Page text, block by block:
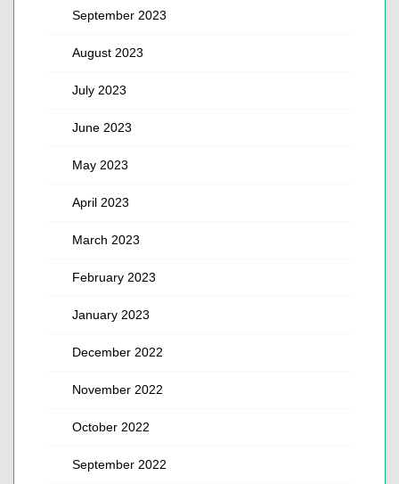
September 2023
August 2023
July 2023
June 2023
May 2023
April 2023
March 2023
February 2023
January 2023
December 2022
November 2022
October 2022
September 2022